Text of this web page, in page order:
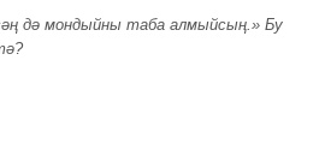
дә мондыйны таба алмыйсың.» Бу